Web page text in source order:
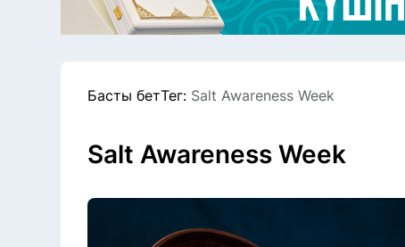
Басты бетТег: Salt Awareness Week
Salt Awareness Week